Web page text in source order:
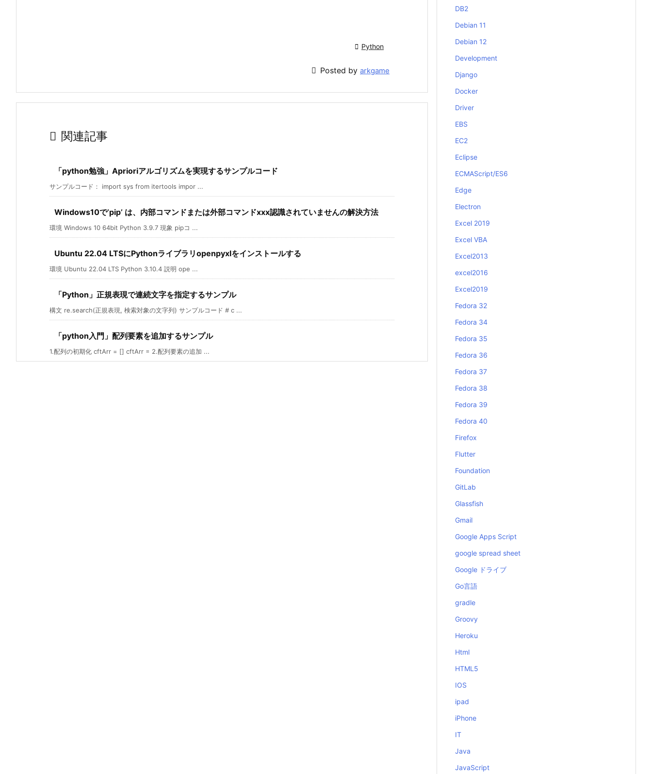
 Python
 Posted by arkgame
 関連記事
「python勉強」Aprioriアルゴリズムを実現するサンプルコード
サンプルコード： import sys from itertools impor ...
Windows10で’pip’ は、内部コマンドまたは外部コマンドxxx認識されていませんの解決方法
環境 Windows 10 64bit Python 3.9.7 現象 pipコ ...
Ubuntu 22.04 LTSにPythonライブラリopenpyxlをインストールする
環境 Ubuntu 22.04 LTS Python 3.10.4 説明 ope ...
「Python」正規表現で連続文字を指定するサンプル
構文 re.search(正規表現, 検索対象の文字列) サンプルコード # c ...
「python入門」配列要素を追加するサンプル
1.配列の初期化 cftArr = [] cftArr = 2.配列要素の追加 ...
DB2
Debian 11
Debian 12
Development
Django
Docker
Driver
EBS
EC2
Eclipse
ECMAScript/ES6
Edge
Electron
Excel 2019
Excel VBA
Excel2013
excel2016
Excel2019
Fedora 32
Fedora 34
Fedora 35
Fedora 36
Fedora 37
Fedora 38
Fedora 39
Fedora 40
Firefox
Flutter
Foundation
GitLab
Glassfish
Gmail
Google Apps Script
google spread sheet
Google ドライブ
Go言語
gradle
Groovy
Heroku
Html
HTML5
IOS
ipad
iPhone
IT
Java
JavaScript